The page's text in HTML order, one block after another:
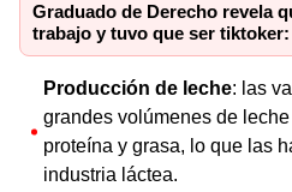
Graduado de Derecho revela
trabajo y tuvo que ser
Producción de leche: las
grandes volúmenes de
proteína y grasa, lo que las
industria láctea.